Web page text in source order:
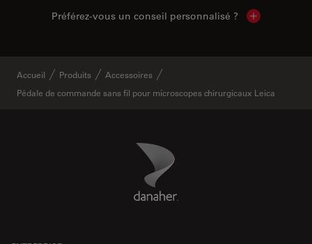
Préférez-vous un conseil personnalisé ? Show local
Accueil Produits
Accessoires
Pédale de commande sans fil pour microscopes chirurgicaux Leica
Danaher Logo